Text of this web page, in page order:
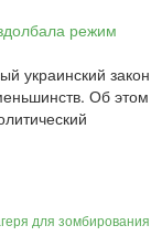
украинский закон
Об этом
для зомбирования